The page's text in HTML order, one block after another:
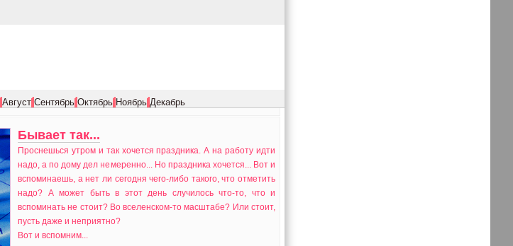
Август Сентябрь Октябрь Ноябрь Декабрь
Бывает так...
Проснешься утром и так хочется праздника. А на работу идти
надо, а по дому дел немеренно... Но праздника хочется... Вот и
вспоминаешь, а нет ли сегодня чего-либо такого, что отметить
надо? А может быть в этот день случилось что-то, что и
вспоминать не стоит? Во вселенском-то масштабе? Или стоит,
пусть даже и неприятно?
Вот и вспомним...